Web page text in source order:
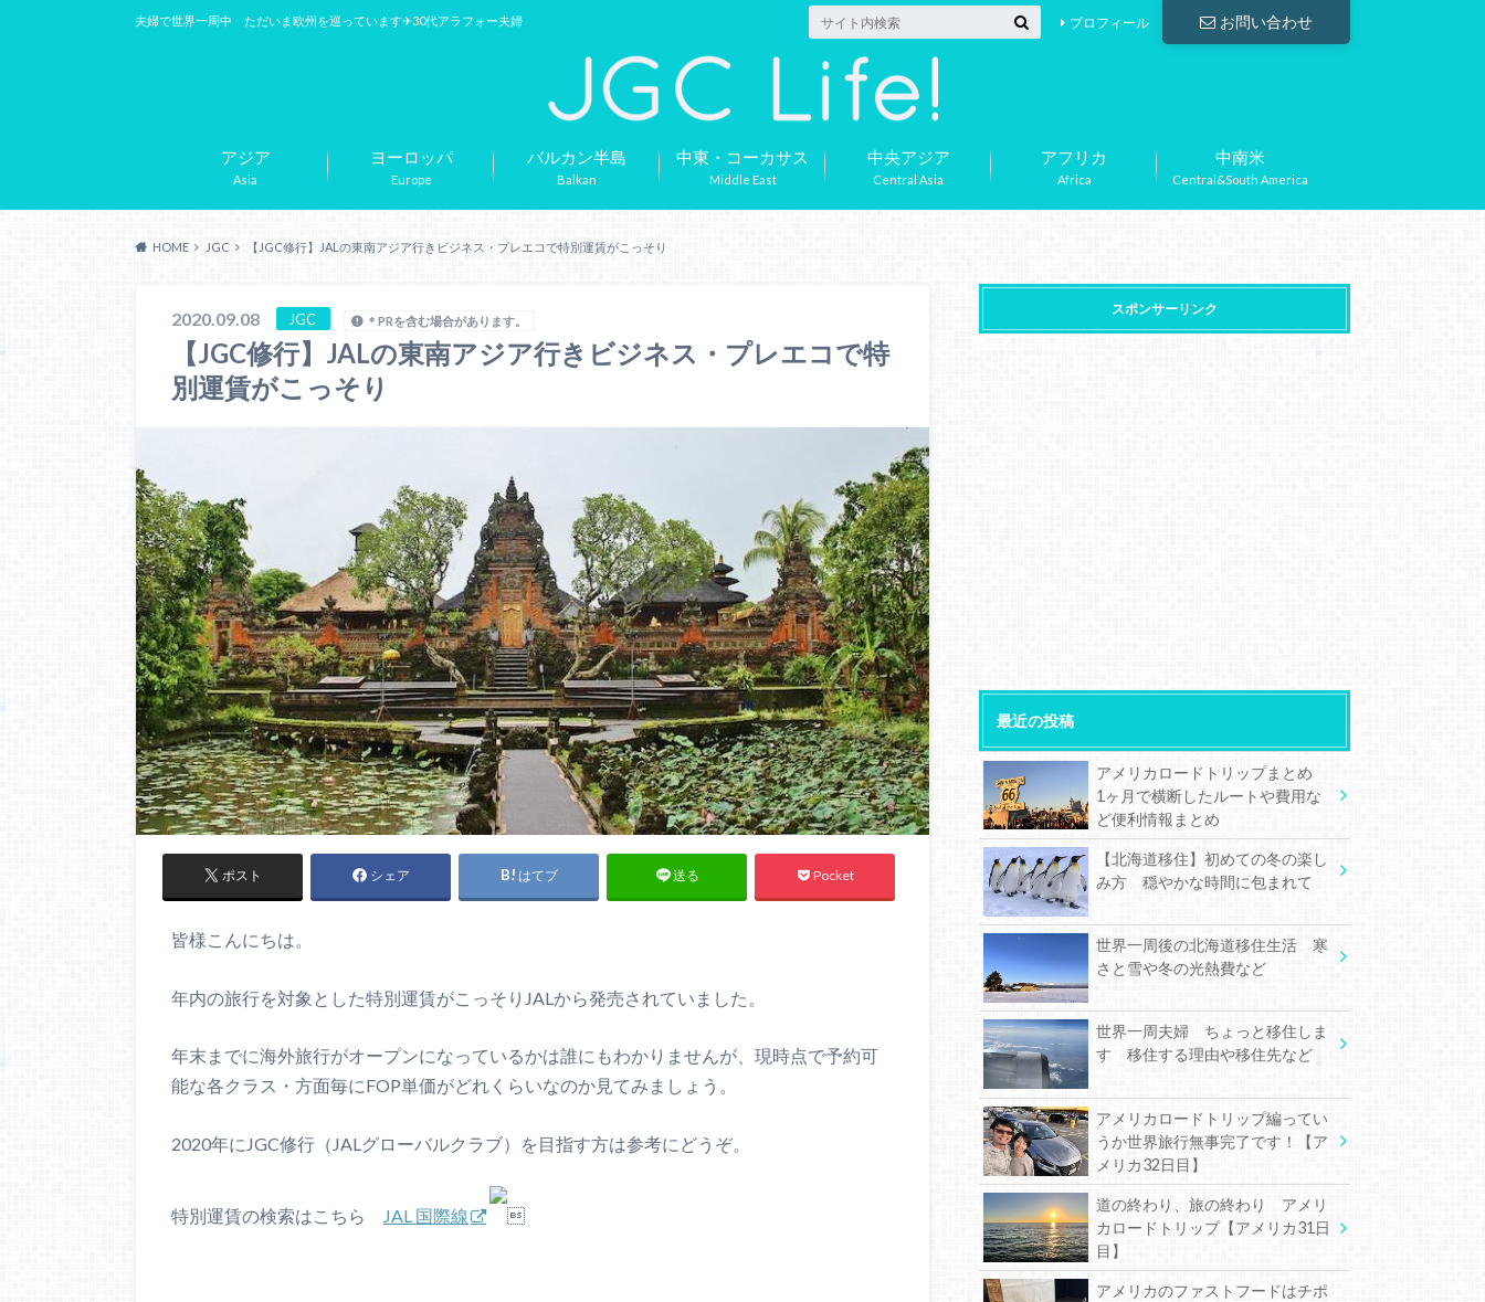
夫婦で世界一周中 ただいま欧州を巡っています✈︎30代アラフォー夫婦 お問い合わせ
プロフィール
Asia
アジア
Europe
ヨーロッパ
Balkan
バルカン半島
Middle East
中東・コーカサス
Central Asia
中央アジア
Africa
アフリカ
Central&South America
中南米
HOME JGC 【JGC修行】JALの東南アジア行きビジネス・プレエコで特別運賃がこっそり
2020.09.08 JGC ＊PRを含む場合があります。
【JGC修行】JALの東南アジア行きビジネス・プレエコで特
別運賃がこっそり
ポスト シェア はてブ 送る Pocket
皆様こんにちは。
年内の旅行を対象とした特別運賃がこっそりJALから発売されていました。
年末までに海外旅行がオープンになっているかは誰にもわかりませんが、現時点で予約可
能な各クラス・方面毎にFOP単価がどれくらいなのか見てみましょう。
2020年にJGC修行（JALグローバルクラブ）を目指す方は参考にどうぞ。
特別運賃の検索はこちら JAL 国際線 
スポンサーリンク
最近の投稿
アメリカロードトリップまとめ
1ヶ月で横断したルートや費用な
ど便利情報まとめ
【北海道移住】初めての冬の楽し
み方 穏やかな時間に包まれて
世界一周後の北海道移住生活 寒
さと雪や冬の光熱費など
世界一周夫婦 ちょっと移住しま
す 移住する理由や移住先など
アメリカロードトリップ編ってい
うか世界旅行無事完了です！【ア
メリカ32日目】
道の終わり、旅の終わり アメリ
カロードトリップ【アメリカ31日
目】
アメリカのファストフードはチポ